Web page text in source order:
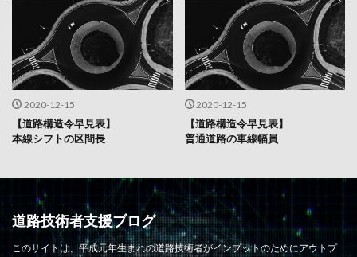
2020-12-15
【道路構造令早見表】
本線シフトの区間長
2020-12-15
【道路構造令早見表】
普通道路の車線幅員
道路技術者支援ブログ
このサイトは、平成元年生まれの道路技術者がインプットのためにアウトプ